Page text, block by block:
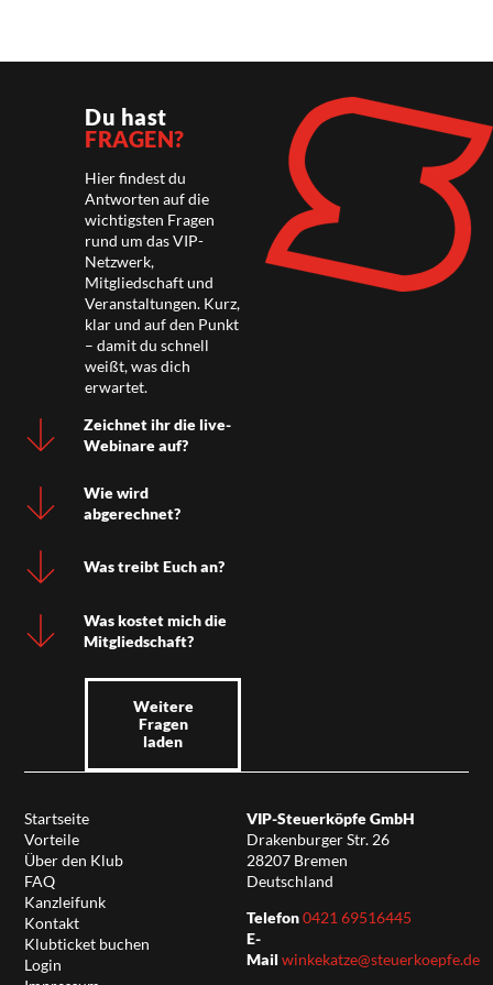
Du hast
FRAGEN?
Hier findest du
Antworten auf die
wichtigsten Fragen
rund um das VIP-
Netzwerk,
Mitgliedschaft und
Veranstaltungen. Kurz,
klar und auf den Punkt
– damit du schnell
weißt, was dich
erwartet.
Zeichnet ihr die live-
Webinare auf?
Wie wird
abgerechnet?
Was treibt Euch an?
Was kostet mich die
Mitgliedschaft?
Weitere
Fragen
laden
Startseite
Vorteile
Über den Klub
FAQ
Kanzleifunk
Kontakt
Klubticket buchen
Login
VIP-Steuerköpfe GmbH
Drakenburger Str. 26
28207 Bremen
Deutschland
Telefon0421 69516445
E-
Mail winkekatze@steuerkoepfe.de